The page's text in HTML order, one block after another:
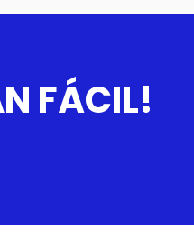
FÁCIL!